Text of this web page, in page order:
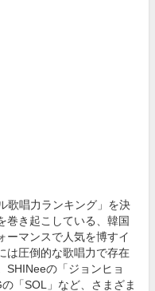
歌唱力ランキング」を決
巻き起こしている、韓国
ーマンスで人気を博すイ
は圧倒的な歌唱力で存在
SHINeeの「ジョンヒョ
「SOL」など、さまざま